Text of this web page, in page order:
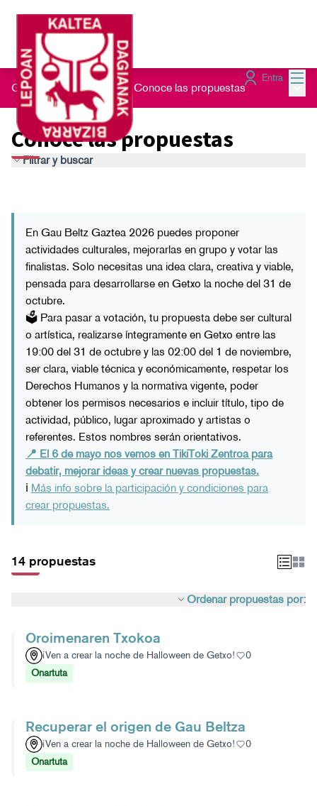
Entra
Gau Beltz Gaztea 2026/ Conoce las propuestas
Conoce las propuestas
Filtrar y buscar
En Gau Beltz Gaztea 2026 puedes proponer
actividades culturales, mejorarlas en grupo y votar las
finalistas. Solo necesitas una idea clara, creativa y viable,
pensada para desarrollarse en Getxo la noche del 31 de
octubre.
🗳️ Para pasar a votación, tu propuesta debe ser cultural
o artística, realizarse íntegramente en Getxo entre las
19:00 del 31 de octubre y las 02:00 del 1 de noviembre,
ser clara, viable técnica y económicamente, respetar los
Derechos Humanos y la normativa vigente, poder
obtener los permisos necesarios e incluir título, tipo de
actividad, público, lugar aproximado y artistas o
referentes. Estos nombres serán orientativos.
📍 El 6 de mayo nos vemos en TikiToki Zentroa para
debatir, mejorar ideas y crear nuevas propuestas.
ℹ️ Más info sobre la participación y condiciones para
crear propuestas.
14 propuestas
Ordenar propuestas por:
Oroimenaren Txokoa
¡Ven a crear la noche de Halloween de Getxo!
0
Onartuta
Recuperar el origen de Gau Beltza
¡Ven a crear la noche de Halloween de Getxo!
0
Onartuta